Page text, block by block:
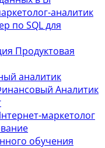
аналитик
по SQL для
Продуктовая
аналитик
Аналитик
маркетолог
обучения